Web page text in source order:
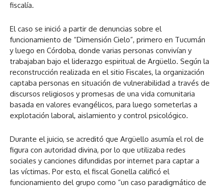
fiscalía.
El caso se inició a partir de denuncias sobre el
funcionamiento de “Dimensión Cielo”, primero en Tucumán
y luego en Córdoba, donde varias personas convivían y
trabajaban bajo el liderazgo espiritual de Argüello. Según la
reconstrucción realizada en el sitio Fiscales, la organización
captaba personas en situación de vulnerabilidad a través de
discursos religiosos y promesas de una vida comunitaria
basada en valores evangélicos, para luego someterlas a
explotación laboral, aislamiento y control psicológico.
Durante el juicio, se acreditó que Argüello asumía el rol de
figura con autoridad divina, por lo que utilizaba redes
sociales y canciones difundidas por internet para captar a
las víctimas. Por esto, el fiscal Gonella calificó el
funcionamiento del grupo como “un caso paradigmático de